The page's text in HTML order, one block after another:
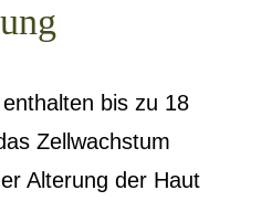
bis zu 18
Zellwachstum
Alterung der Haut